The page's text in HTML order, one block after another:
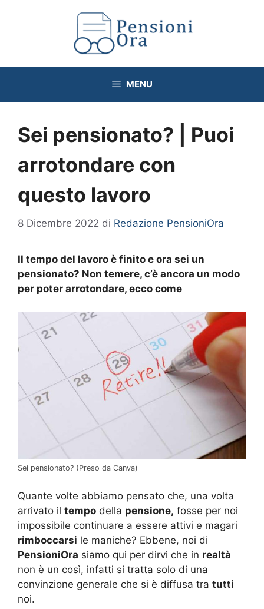
MENU
Sei pensionato? | Puoi
arrotondare con
questo lavoro
8 Dicembre 2022 di Redazione PensioniOra
Il tempo del lavoro è finito e ora sei un
pensionato? Non temere, c’è ancora un modo
per poter arrotondare, ecco come
Sei pensionato? (Preso da Canva)
Quante volte abbiamo pensato che, una volta
arrivato il tempo della pensione, fosse per noi
impossibile continuare a essere attivi e magari
rimboccarsi le maniche? Ebbene, noi di
PensioniOra siamo qui per dirvi che in realtà
non è un così, infatti si tratta solo di una
convinzione generale che si è diffusa tra tutti
noi.